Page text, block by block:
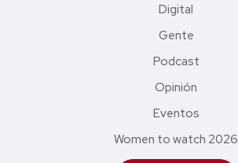
Digital
Gente
Podcast
Opinión
Eventos
Women to watch 2026